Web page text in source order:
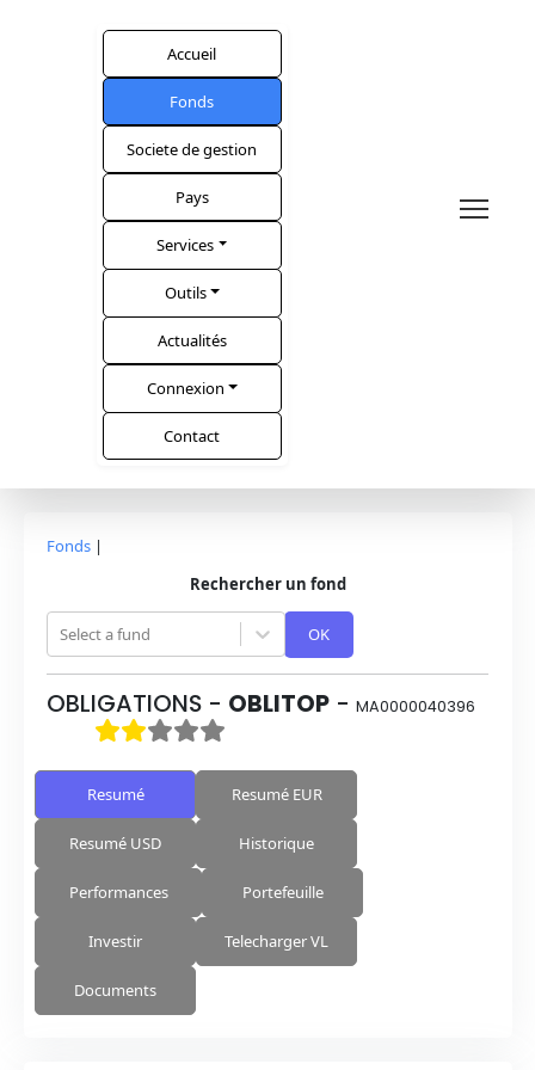
Accueil
Fonds
Societe de gestion
Pays
Services
Outils
Actualités
Connexion
Contact
Fonds |
Rechercher un fond
Select a fund OK
OBLIGATIONS - OBLITOP - MA0000040396
Resumé Resumé EUR
Resumé USD Historique
Performances Portefeuille
Investir Telecharger VL
Documents